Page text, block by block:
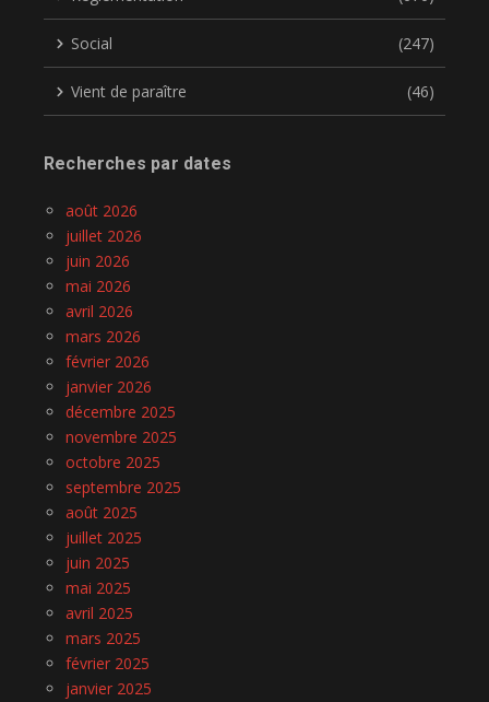
Social (247)
Vient de paraître (46)
Recherches par dates
août 2026
juillet 2026
juin 2026
mai 2026
avril 2026
mars 2026
février 2026
janvier 2026
décembre 2025
novembre 2025
octobre 2025
septembre 2025
août 2025
juillet 2025
juin 2025
mai 2025
avril 2025
mars 2025
février 2025
janvier 2025